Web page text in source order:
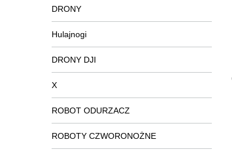
DRONY
Hulajnogi
DRONY DJI
X
ROBOT ODURZACZ
ROBOTY CZWORONOŻNE